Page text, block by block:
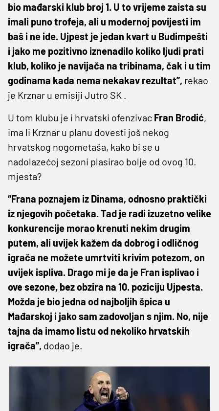
bio mađarski klub broj 1. U to vrijeme zaista su
imali puno trofeja, ali u modernoj povijesti im
baš i ne ide. Ujpest je jedan kvart u Budimpešti
i jako me pozitivno iznenadilo koliko ljudi prati
klub, koliko je navijača na tribinama, čak i u tim
godinama kada nema nekakav rezultat”, rekao
je Krznar u emisiji Jutro SK .
U tom klubu je i hrvatski ofenzivac Fran Brodić,
ima li Krznar u planu dovesti još nekog
hrvatskog nogometaša, kako bi se u
nadolazećoj sezoni plasirao bolje od ovog 10.
mjesta?
“Frana poznajem iz Dinama, odnosno praktički
iz njegovih početaka. Tad je radi izuzetno velike
konkurencije morao krenuti nekim drugim
putem, ali uvijek kažem da dobrog i odličnog
igrača ne možete umrtviti krivim potezom, on
uvijek ispliva. Drago mi je da je Fran isplivao i
ove sezone, bez obzira na 10. poziciju Ujpesta.
Možda je bio jedna od najboljih špica u
Mađarskoj i jako sam zadovoljan s njim. No, nije
tajna da imamo listu od nekoliko hrvatskih
igrača”, dodao je.